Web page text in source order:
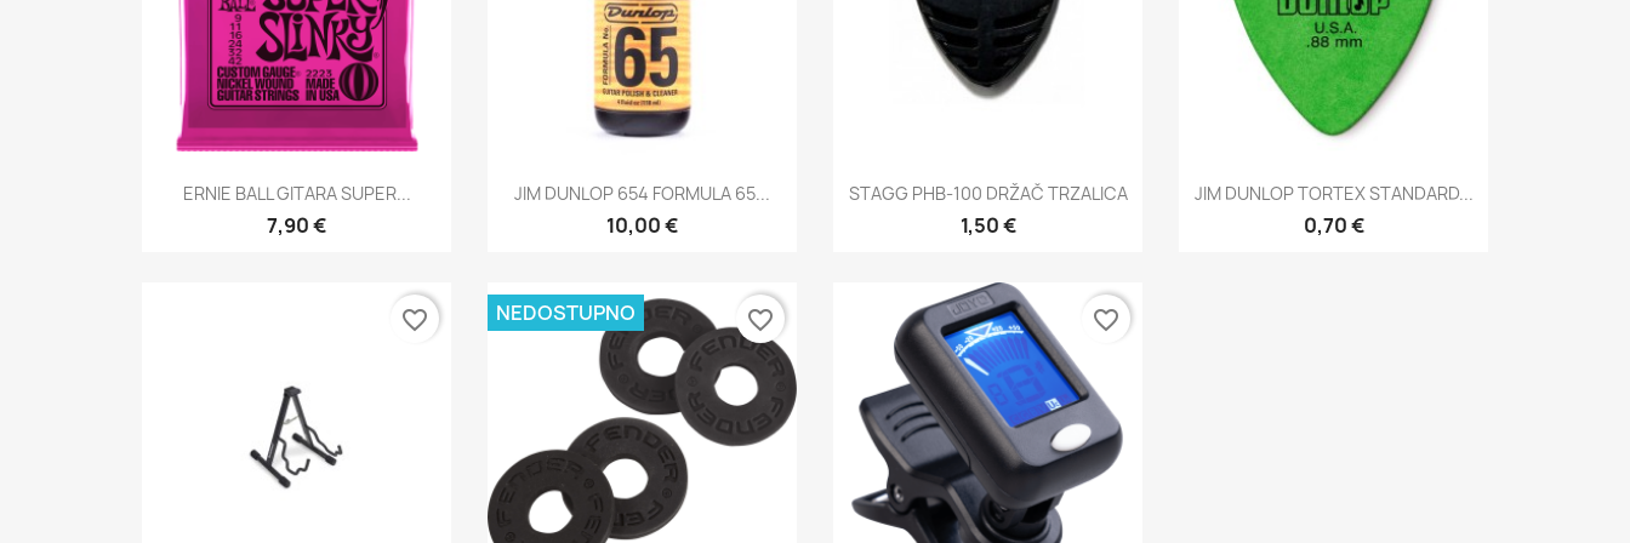
Brzi pregled
ERNIE BALL GITARA SUPER...
7,90 €
Brzi pregled
JIM DUNLOP 654 FORMULA 65...
10,00 €
Brzi pregled
STAGG PHB-100 DRŽAČ TRZALICA
1,50 €
Brzi pregled
JIM DUNLOP TORTEX STANDARD...
0,70 €
favorite_border NEDOSTUPNO favorite_border favorite_border